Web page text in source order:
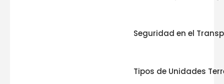
Seguridad en el
Tipos de Unidades